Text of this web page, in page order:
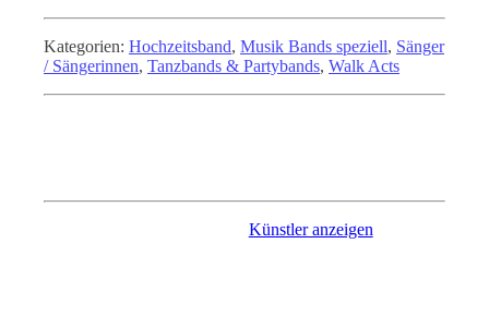
Kategorien: Hochzeitsband, Musik Bands speziell, Sänger
/ Sängerinnen, Tanzbands & Partybands, Walk Acts
Künstler anzeigen